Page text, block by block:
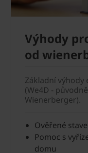
Výhody
od
Základní
(We4D -
Wienerberger).
Ověřené
Pomoc s
domu